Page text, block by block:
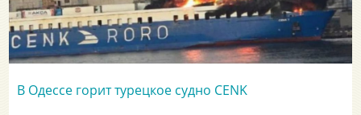
В Одессе горит турецкое судно CENK